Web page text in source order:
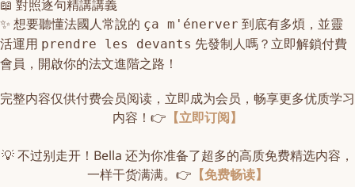
📖 對照逐句精講講義
✨ 想要聽懂法國人常說的 ça m'énerver 到底有多煩，並靈
活運用 prendre les devants 先發制人嗎？ 立即解鎖付費
會員 ，開啟你的法文進階之路！
完整内容仅供付费会员阅读，立即成为会员，畅享更多优质学习
内容！👉 【立即订阅】
💡 不过别走开！Bella 还为你准备了超多的高质免费精选内容，
一样干货满满。👉 【免费畅读】